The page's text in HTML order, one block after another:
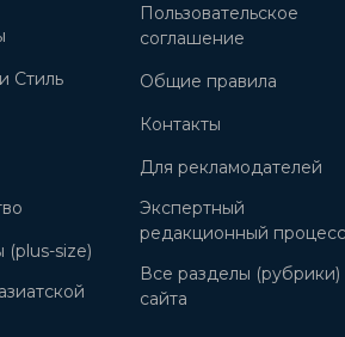
Стиль
size)
Пользовательское
соглашение
Общие правила
Контакты
Для рекламодателей
Экспертный
редакционный процесс
Все разделы (рубрики)
сайта